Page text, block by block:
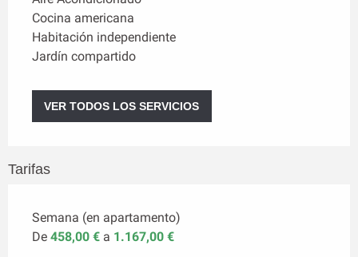
Cocina americana
Habitación independiente
Jardín compartido
VER TODOS LOS SERVICIOS
Tarifas
Semana (en apartamento)
De 458,00 € a 1.167,00 €